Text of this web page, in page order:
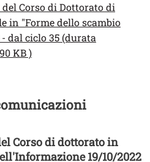
Corso di Dottorato di
in "Forme dello scambio
dal ciclo 35 (durata
KB )Apri il link in una nuova
Corso di dottorato in
19/10/2022